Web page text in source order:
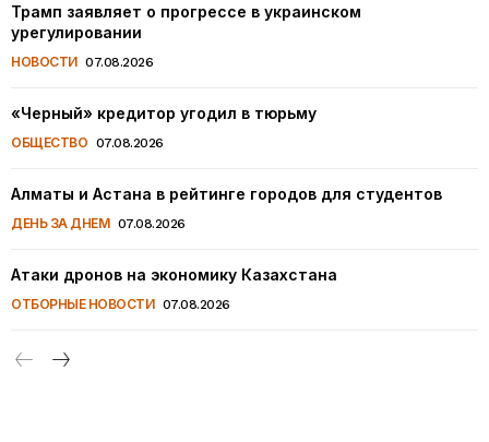
Трамп заявляет о прогрессе в украинском
урегулировании
НОВОСТИ 07.08.2026
«Черный» кредитор угодил в тюрьму
ОБЩЕСТВО 07.08.2026
Алматы и Астана в рейтинге городов для студентов
ДЕНЬ ЗА ДНЕМ 07.08.2026
Атаки дронов на экономику Казахстана
ОТБОРНЫЕ НОВОСТИ 07.08.2026